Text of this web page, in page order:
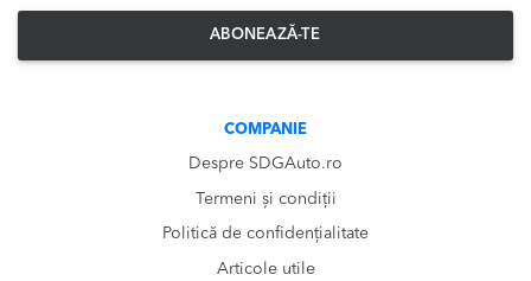
ABONEAZĂ-TE
COMPANIE
Despre SDGAuto.ro
Termeni și condiții
Politică de confidențialitate
Articole utile